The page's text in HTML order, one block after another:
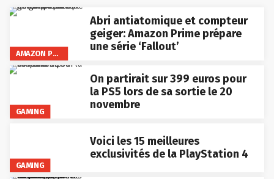
AMAZON PRIME VIDEO
Abri antiatomique et compteur
geiger: Amazon Prime prépare
une série ‘Fallout’
GAMING
On partirait sur 399 euros pour
la PS5 lors de sa sortie le 20
novembre
GAMING
Voici les 15 meilleures
exclusivités de la PlayStation 4